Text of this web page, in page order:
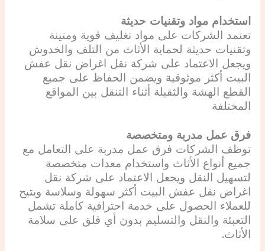
استخدام مواد وتقنيات حديثة
تعتمد الشركات على مواد تغليف قوية ومتينة
وتقنيات حديثة لحماية الأثاث من التلف والخدوش
ويجعل الاعتماد على شركة نقل اغراض نقل عفش
البيت أكثر موثوقية ويضمن الحفاظ على جميع
القطع الهشة والثقيلة أثناء التنقل بين المواقع
المختلفة
فرق عمل مدربة ومتخصصة
توظف الشركات فرق عمل مدربة على التعامل مع
جميع أنواع الأثاث واستخدام معدات متخصصة
لتسهيل النقل ويجعل الاعتماد على شركة نقل
اغراض نقل عفش البيت أكثر سهولة وسلاسة ويتيح
للعملاء الحصول على خدمة احترافية كاملة تشمل
التعبئة والنقل والتسليم بدون أي قلق على سلامة
الأثاث.